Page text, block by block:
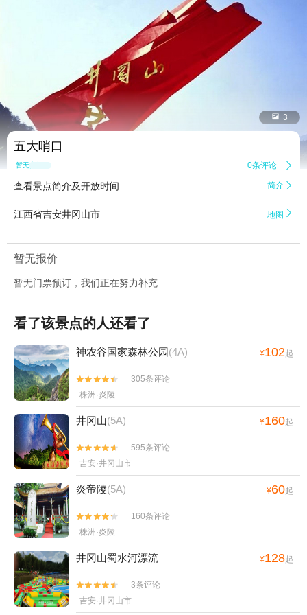
 3
五大哨口
暂无点评 0条评论 
查看景点简介及开放时间 简介 
江西省吉安井冈山市 地图 
暂无报价
暂无门票预订，我们正在努力补充
看了该景点的人还看了
神农谷国家森林公园(4A) ¥102起


305条评论
株洲·炎陵
井冈山(5A) ¥160起


595条评论
吉安·井冈山市
炎帝陵(5A) ¥60起


160条评论
株洲·炎陵
井冈山蜀水河漂流 ¥128起


3条评论
吉安·井冈山市